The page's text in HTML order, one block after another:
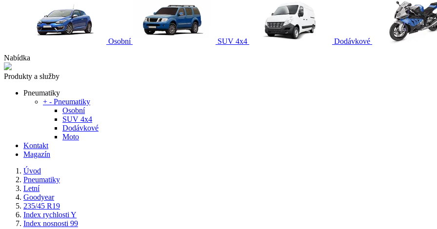
Osobní SUV 4x4
Dodávkové
Nabídka
Produkty a služby
Pneumatiky
+ - Pneumatiky
Osobní
SUV 4x4
Dodávkové
Moto
Kontakt
Magazín
Úvod
Pneumatiky
Letní
Goodyear
235/45 R19
Index rychlosti Y
Index nosnosti 99